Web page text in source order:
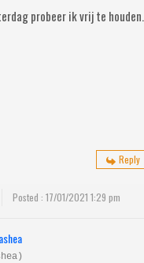
probeer ik vrij te houden.
Reply
Posted : 17/01/2021 1:29 pm